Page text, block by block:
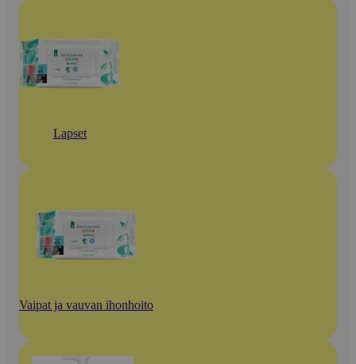
Lapset
Vaipat ja vauvan ihonhoito